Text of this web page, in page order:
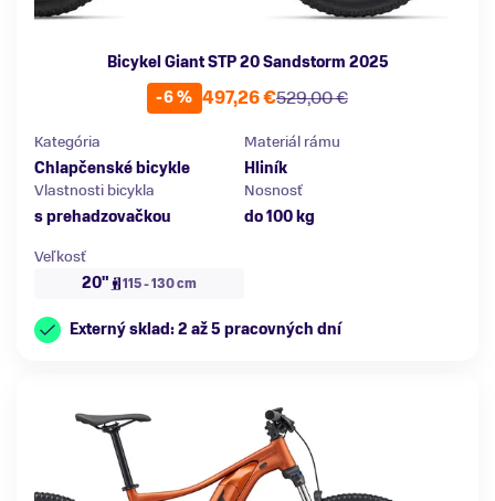
Bicykel Giant STP 20 Sandstorm 2025
-6 %
529,00 €
497,26 €
Kategória
Chlapčenské bicykle
Materiál rámu
Hliník
Vlastnosti bicykla
s prehadzovačkou
Nosnosť
do 100 kg
Veľkosť
20"
115 - 130 cm
Externý sklad: 2 až 5 pracovných dní